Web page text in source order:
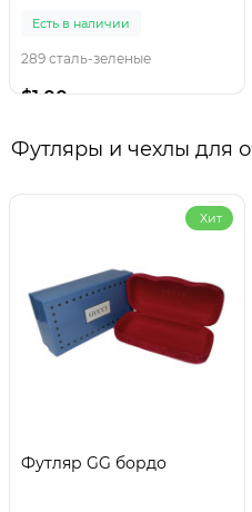
Есть в наличии
289 сталь-зеленые
$1.00
Футляры и чехлы для
Хит
Футляр GG бордо